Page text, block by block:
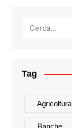
Tag
Agricoltura